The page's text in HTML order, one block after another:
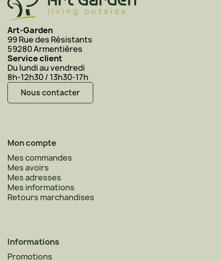
Art-Garden
99 Rue des Résistants
59280 Armentières
Service client
Du lundi au vendredi
8h-12h30 / 13h30-17h
Nous contacter
Mon compte
Mes commandes
Mes avoirs
Mes adresses
Mes informations
Retours marchandises
Informations
Promotions